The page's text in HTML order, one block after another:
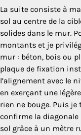
La suite consiste à
sol au centre de la
solides dans le mur.
montants et je
mur : béton, bois ou
plaque de fixation
l’alignement avec le
en exerçant une
rien ne bouge. Puis je
confirme la diagonale
sol grâce à un mètre